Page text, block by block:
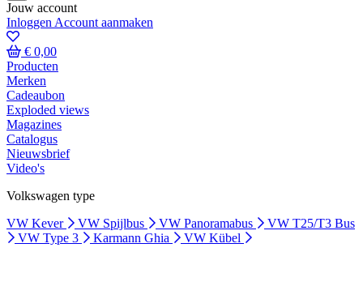
Jouw account
Inloggen Account aanmaken
€ 0,00
Producten
Merken
Cadeaubon
Exploded views
Magazines
Catalogus
Nieuwsbrief
Video's
Volkswagen type
VW Kever
VW Spijlbus VW Panoramabus
VW T25/T3 Bus
VW Type 3
Karmann Ghia VW Kübel